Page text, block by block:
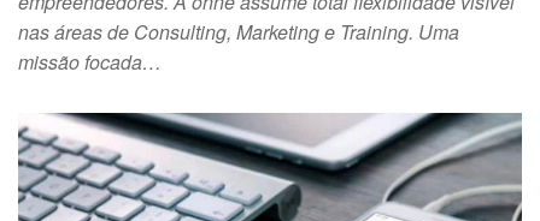
nas áreas de Consulting, Marketing e Training. Uma
missão focada…